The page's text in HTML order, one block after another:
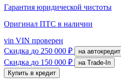
Гарантия юридической чистоты
Оригинал ПТС в наличии
vin VIN проверен
Скидка до 250 000 ₽ на автокредит
Скидка до 150 000 ₽
на Trade-In
Купить в кредит